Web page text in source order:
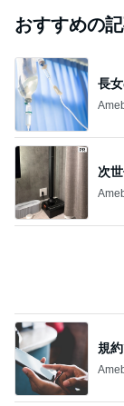
おすすめの
長
次
規